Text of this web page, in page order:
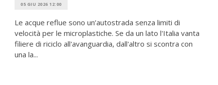
05 GIU 2026 12:00
Le acque reflue sono un’autostrada senza limiti di
velocità per le microplastiche. Se da un lato l'Italia vanta
filiere di riciclo all'avanguardia, dall'altro si scontra con
una la...